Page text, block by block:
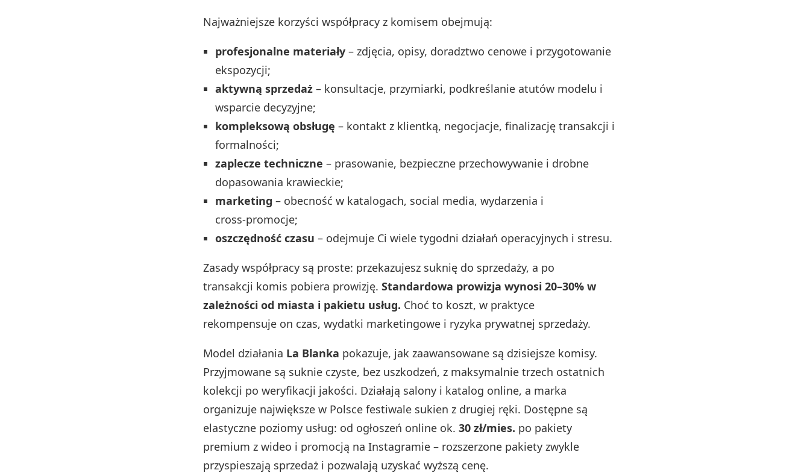
Najważniejsze korzyści współpracy z komisem obejmują:
profesjonalne materiały – zdjęcia, opisy, doradztwo cenowe i przygotowanie
ekspozycji;
aktywną sprzedaż – konsultacje, przymiarki, podkreślanie atutów modelu i
wsparcie decyzyjne;
kompleksową obsługę – kontakt z klientką, negocjacje, finalizację transakcji i
formalności;
zaplecze techniczne – prasowanie, bezpieczne przechowywanie i drobne
dopasowania krawieckie;
marketing – obecność w katalogach, social media, wydarzenia i
cross‑promocje;
oszczędność czasu – odejmuje Ci wiele tygodni działań operacyjnych i stresu.
Zasady współpracy są proste: przekazujesz suknię do sprzedaży, a po
transakcji komis pobiera prowizję. Standardowa prowizja wynosi 20–30% w
zależności od miasta i pakietu usług. Choć to koszt, w praktyce
rekompensuje on czas, wydatki marketingowe i ryzyka prywatnej sprzedaży.
Model działania La Blanka pokazuje, jak zaawansowane są dzisiejsze komisy.
Przyjmowane są suknie czyste, bez uszkodzeń, z maksymalnie trzech ostatnich
kolekcji po weryfikacji jakości. Działają salony i katalog online, a marka
organizuje największe w Polsce festiwale sukien z drugiej ręki. Dostępne są
elastyczne poziomy usług: od ogłoszeń online ok. 30 zł/mies. po pakiety
premium z wideo i promocją na Instagramie – rozszerzone pakiety zwykle
przyspieszają sprzedaż i pozwalają uzyskać wyższą cenę.